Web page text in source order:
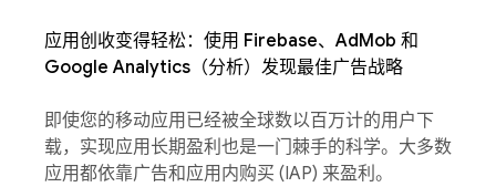
应用创收变得轻松：使用 Firebase、AdMob 和
Google Analytics（分析）发现最佳广告战略
即使您的移动应用已经被全球数以百万计的用户下
载，实现应用长期盈利也是一门棘手的科学。大多数
应用都依靠广告和应用内购买 (IAP) 来盈利。